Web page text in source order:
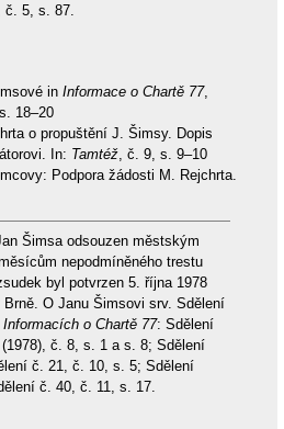
č. 5, s. 87.
in Informace o Chartě 77,
18–20
o propuštění J. Šimsy. Dopis
In: Tamtéž, č. 9, s. 9–10
Podpora žádosti M. Rejchrta.
Šimsa odsouzen městským
nepodmíněného trestu
byl potvrzen 5. října 1978
O Janu Šimsovi srv. Sdělení
Informacích o Chartě 77: Sdělení
č. 8, s. 1 a s. 8; Sdělení
č. 21, č. 10, s. 5; Sdělení
č. 40, č. 11, s. 17.